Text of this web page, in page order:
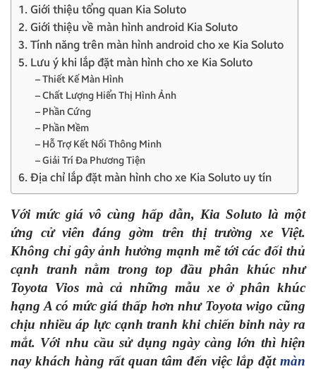
1. Giới thiệu tổng quan Kia Soluto
2. Giới thiệu về màn hình android Kia Soluto
3. Tính năng trên màn hình android cho xe Kia Soluto
5. Lưu ý khi lắp đặt màn hình cho xe Kia Soluto
– Thiết Kế Màn Hình
– Chất Lượng Hiển Thị Hình Ảnh
– Phần Cứng
– Phần Mềm
– Hỗ Trợ Kết Nối Thông Minh
– Giải Trí Đa Phương Tiện
6. Địa chỉ lắp đặt màn hình cho xe Kia Soluto uy tín
Với mức giá vô cùng hấp dẫn, Kia Soluto là một
ứng cử viên đáng gờm trên thị trường xe Việt.
Không chỉ gây ảnh hưởng mạnh mẽ tới các đối thủ
cạnh tranh nằm trong top đầu phân khúc như
Toyota Vios mà cả những mẫu xe ở phân khúc
hạng A có mức giá thấp hơn như Toyota wigo cũng
chịu nhiều áp lực cạnh tranh khi chiến binh này ra
mắt. Với nhu cầu sử dụng ngày càng lớn thì hiện
nay khách hàng rất quan tâm đến việc lắp đặt màn